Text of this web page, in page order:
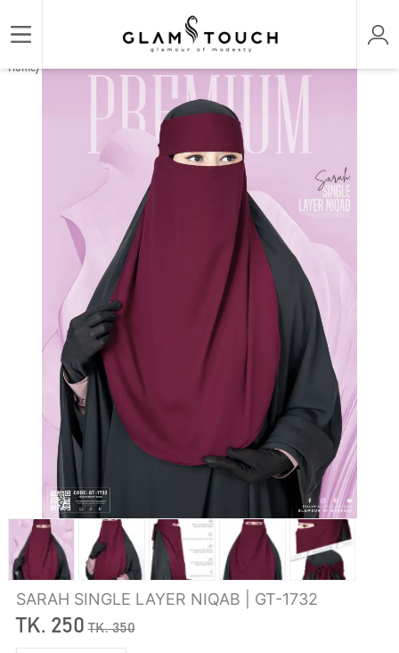
Home/HIJAB & NIQAB/SARAH SINGLE LAYER NIQAB | GT-1732
SARAH SINGLE LAYER NIQAB | GT-1732
TK. 250 TK.350